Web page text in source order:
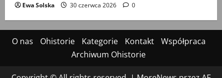
Ewa Solska 30 czerwca 2026 0
O nas Ohistorie Kategorie Kontakt
Współpraca
Archiwum Ohistorie